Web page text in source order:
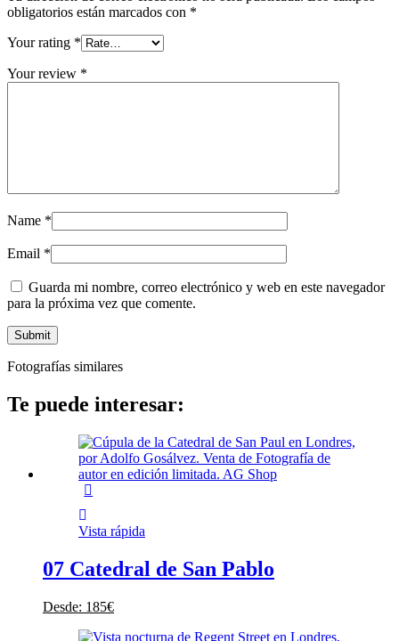
obligatorios están marcados con *
Your rating *
Your review *
Name *
Email *
Guarda mi nombre, correo electrónico y web en este navegador
para la próxima vez que comente.
Fotografías similares
Te puede interesar:
Vista rápida
07 Catedral de San Pablo
Desde: 185€